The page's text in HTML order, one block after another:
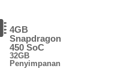
4GB
Snapdragon
450 SoC
32GB
Penyimpanan